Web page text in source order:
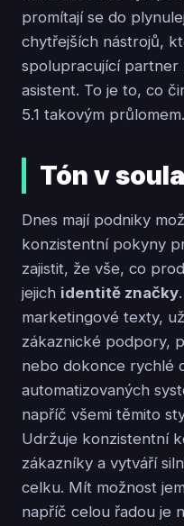
promítají se do
chytřejších nástrojů,
spolupracující partner
asistent. To je to, co
5.1 takovým průlomem.
Tón v
Dnes mají podniky
konzistentní pokyny
zajistit, že vše, co
jejich identitě značky
marketingové texty,
zákaznické podpory,
nebo dokonce rychlé
automatizovaných
napříč všemi těmito
Udržuje konzistentní
zákazníky a vytváří
celku. Mít možnost
napříč celou řadou je